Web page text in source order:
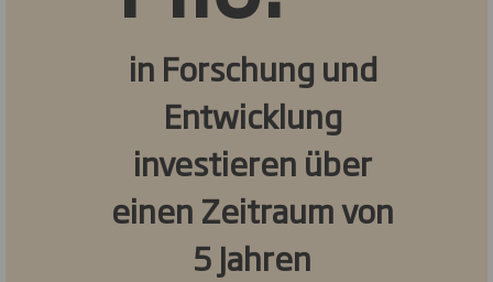
in Forschung und
Entwicklung
investieren über
einen Zeitraum von
5 Jahren